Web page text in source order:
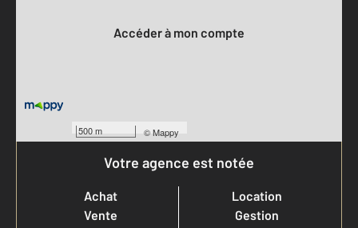
500 m ©Mappy
Accéder à mon compte
Votre agence est notée
Achat
Vente
Location
Gestion